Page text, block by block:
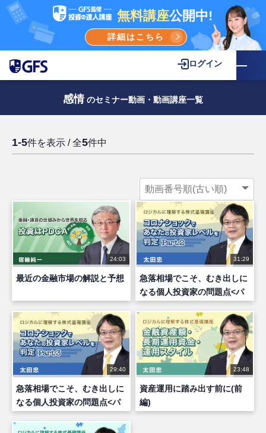
無料講座公開中!
詳細はこちら
ログイン
感情 のセミナー動画・動画講座一覧
1-5件を表示 / 全5件中
24:03
最近の金融市場の解説と予想
31:29
急落相場でこそ、むき出しに
なる個人投資家の問題点<パ
ート２>
29:40
急落相場でこそ、むき出しに
なる個人投資家の問題点<パ
ート３>
23:48
資産運用に踏み出す前に(前
編)